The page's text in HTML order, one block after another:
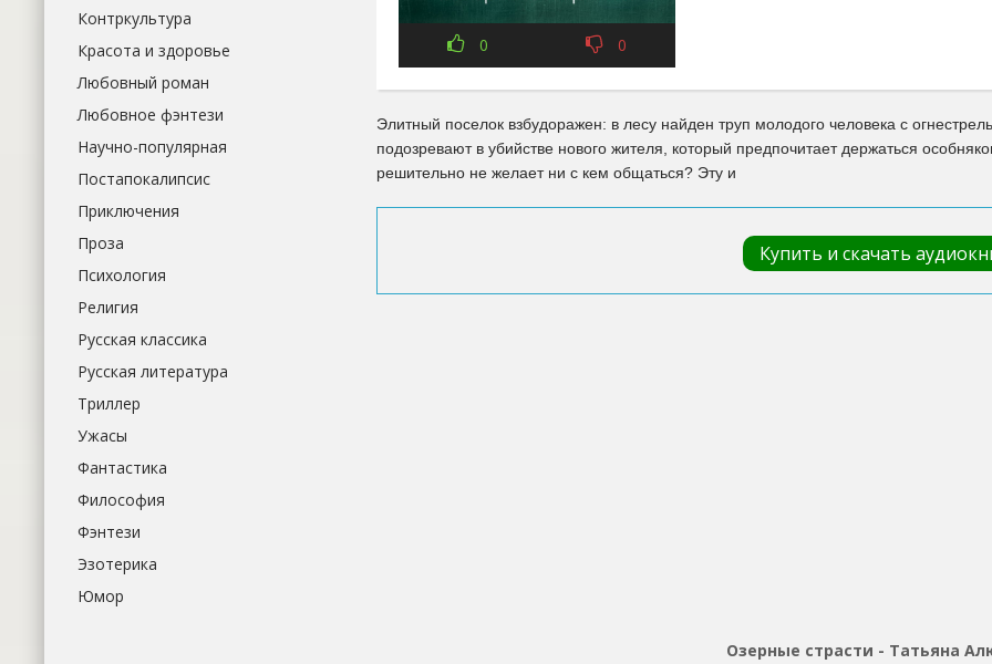
0 0
Элитный поселок взбудоражен: в лесу найден труп молодого человека с
подозревают в убийстве нового жителя, который предпочитает держаться
решительно не желает ни с кем общаться? Эту и
Купить и скачать
Озерные страсти - Татьяна
Контркультура
Красота и здоровье
Любовный роман
Любовное фэнтези
Научно-популярная
Постапокалипсис
Приключения
Проза
Психология
Религия
Русская классика
Русская литература
Триллер
Ужасы
Фантастика
Философия
Фэнтези
Эзотерика
Юмор